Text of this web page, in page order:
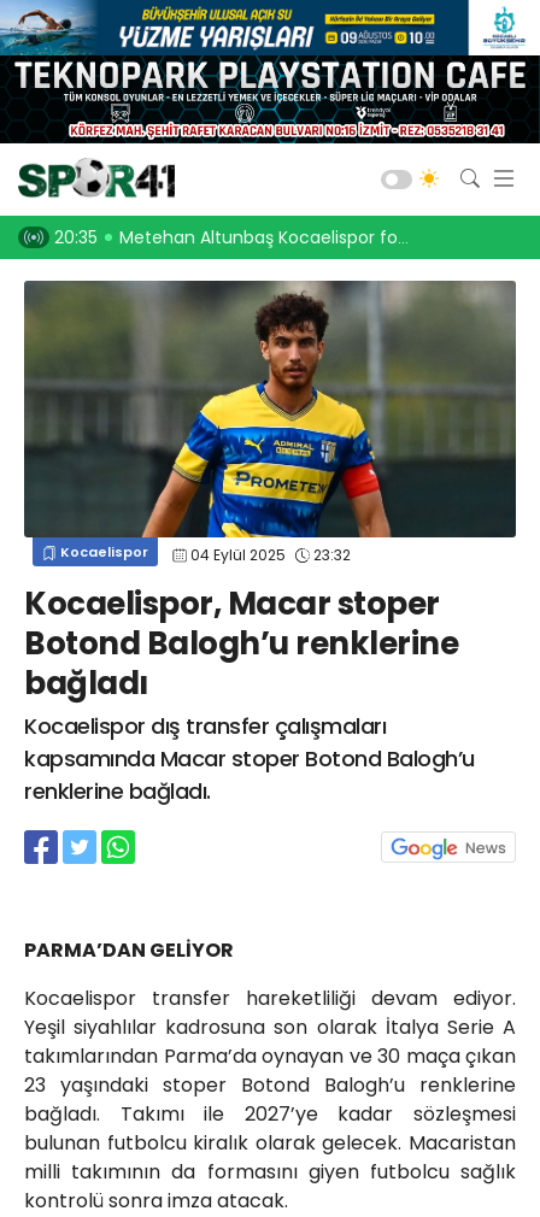
forması ile 20:13 Kocaelispor halka karıştı!
Kocaelispor 04 Eylül 2025 23:32
Kocaelispor, Macar stoper
Botond Balogh’u renklerine
bağladı
Kocaelispor dış transfer çalışmaları
kapsamında Macar stoper Botond Balogh’u
renklerine bağladı.
PARMA’DAN GELİYOR
Kocaelispor transfer hareketliliği devam ediyor.
Yeşil siyahlılar kadrosuna son olarak İtalya Serie A
takımlarından Parma’da oynayan ve 30 maça çıkan
23 yaşındaki stoper Botond Balogh’u renklerine
bağladı. Takımı ile 2027’ye kadar sözleşmesi
bulunan futbolcu kiralık olarak gelecek. Macaristan
milli takımının da formasını giyen futbolcu sağlık
kontrolü sonra imza atacak.
Kocaelispor
Gölcük
Bld. Derince
Darıca GB.
Salon Sporları
Okul Sporları
Web TV Galeri
info@spor41.com